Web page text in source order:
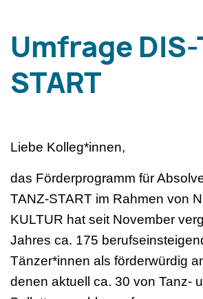
Umfrage DIS-
START
Liebe Kolleg*innen,
das Förderprogramm für
TANZ-START im Rahmen von
KULTUR hat seit November
Jahres ca. 175
Tänzer*innen als förderwürdig
denen aktuell ca. 30 von Tanz-